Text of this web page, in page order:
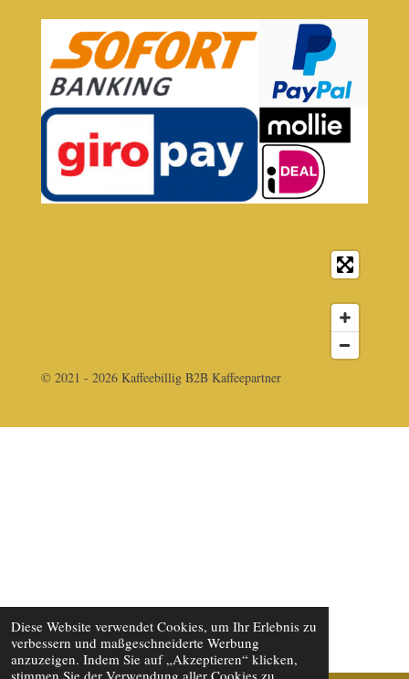
Diese Website verwendet Cookies, um Ihr Erlebnis zu
verbessern und maßgeschneiderte Werbung
anzuzeigen. Indem Sie auf „Akzeptieren“ klicken,
stimmen Sie der Verwendung aller Cookies zu.
© 2021 - 2026 Kaffeebillig B2B Kaffeepartner